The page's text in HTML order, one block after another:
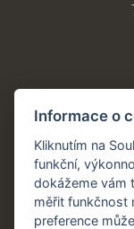
Informace o
Kliknutím na
funkční,
dokážeme vám
měřit funkčnost
preference